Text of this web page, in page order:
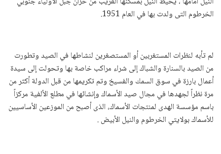
الخرطوم التى ولدت بها في العام 1951.
لم تأبه لنظرات المستغربين أو المستصغرين لنشاطها في الصيد وتطورت
من الصيد بالسنارة والشباك إلى شراء مراكب خاصة بها وتحولت إلى سيدة
أعمال بارزة في سوق السمك والفسيخ وتم تكريمها من قبل الدولة أكثر من
مرة نظراً لجهدها في مجال صيد الأسماك وإنشائها في مطلع الألفية مركزاً
باسم مؤسسة الهدى لمنتجات الأسماك، الذى أصبح من الموزعين الأساسيين
للأسماك بولايتي الخرطوم والنيل الأبيض .